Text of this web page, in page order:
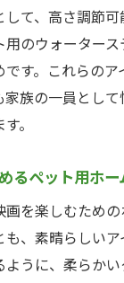
して、高さ調節
用のウォーター
です。これらのア
家族の一員とし
。
るペット用ホー
画を楽しむため
も、素晴らしいア
ように、柔らか